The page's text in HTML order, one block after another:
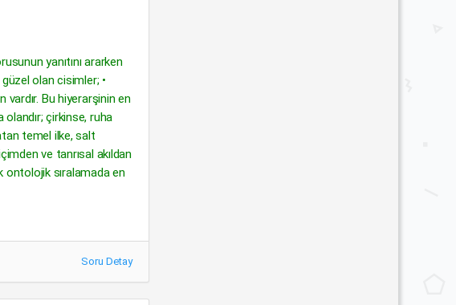
yanıtını ararken
olan cisimler; •
vardır. Bu hiyerarşinin en
olandır; çirkinse, ruha
temel ilke, salt
ve tanrısal akıldan
ontolojik sıralamada en
Soru Detay